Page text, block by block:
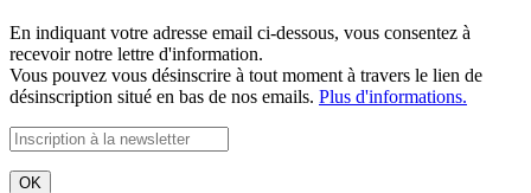
En indiquant votre adresse email ci-dessous, vous consentez à
recevoir notre lettre d'information.
Vous pouvez vous désinscrire à tout moment à travers le lien de
désinscription situé en bas de nos emails. Plus d'informations.